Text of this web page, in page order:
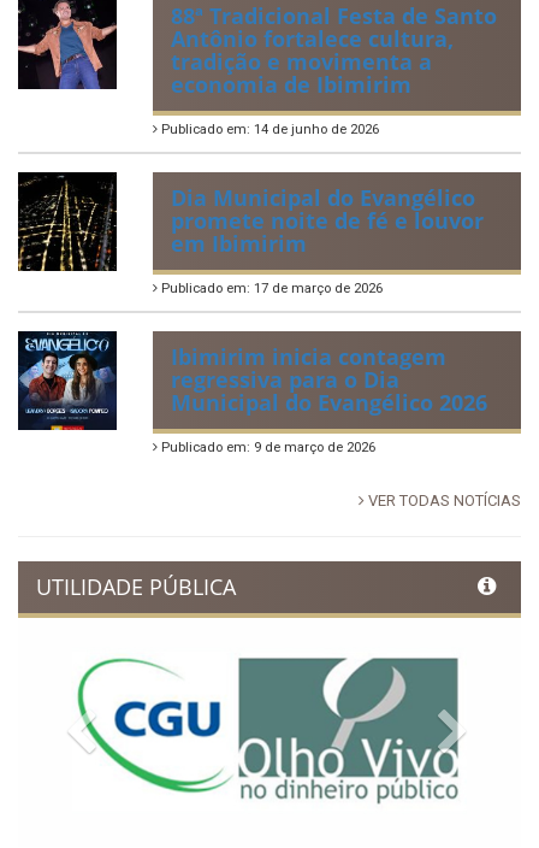
88ª Tradicional Festa de Santo
Antônio fortalece cultura,
tradição e movimenta a
economia de Ibimirim
Publicado em: 14 de junho de 2026
Dia Municipal do Evangélico
promete noite de fé e louvor
em Ibimirim
Publicado em: 17 de março de 2026
Ibimirim inicia contagem
regressiva para o Dia
Municipal do Evangélico 2026
Publicado em: 9 de março de 2026
VER TODAS NOTÍCIAS
UTILIDADE PÚBLICA
Previous